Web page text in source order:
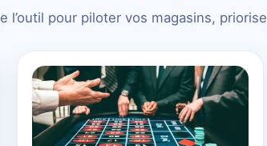
l’outil pour piloter vos magasins,